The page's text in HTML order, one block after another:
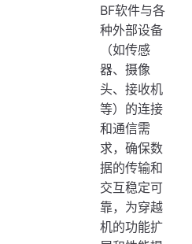
BF软件与各
种外部设备
（如传感
器、摄像
头、接收机
等）的连接
和通信需
求，确保数
据的传输和
交互稳定可
靠，为穿越
机的功能扩